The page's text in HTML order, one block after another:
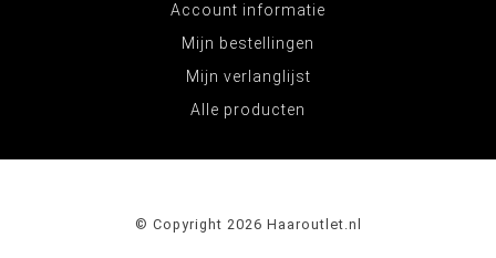
Account informatie
Mijn bestellingen
Mijn verlanglijst
Alle producten
© Copyright 2026 Haaroutlet.nl